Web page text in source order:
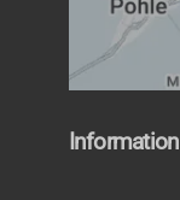
Information